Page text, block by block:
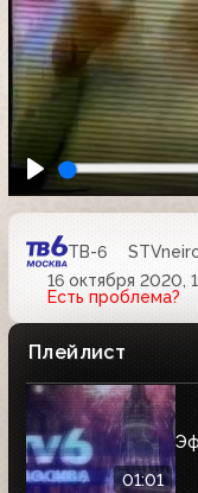
ТВ-6
16 октября 2020,
Есть проблема?
Плейлист
01:01